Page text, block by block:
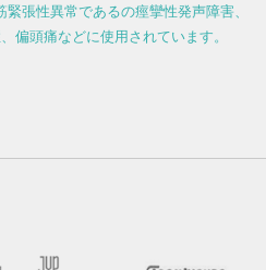
張性異常であるの痙攣性発声障害、
偏頭痛などに使用されています。